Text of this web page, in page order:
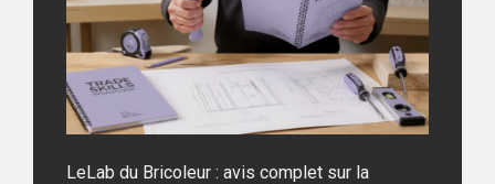
LeLab du Bricoleur : avis complet sur la